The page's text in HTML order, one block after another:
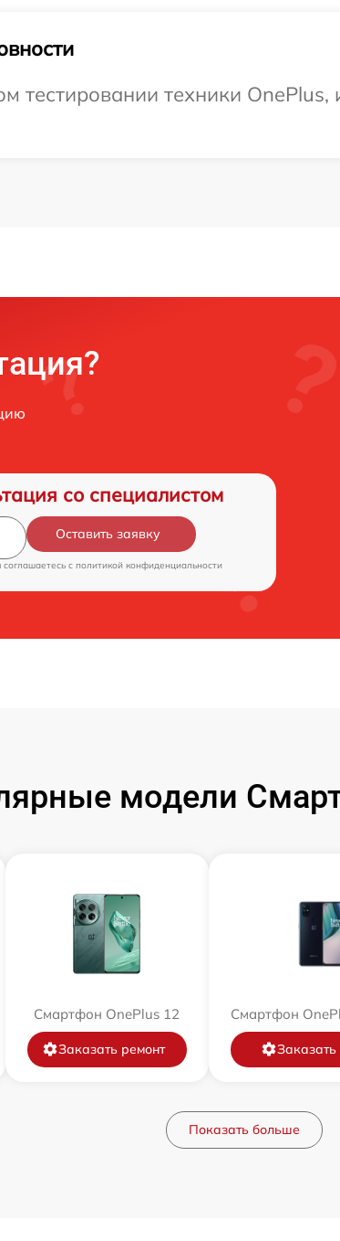
техники OnePlus,
со специалистом
Оставить заявку
c политикой конфиденциальности
модели
Смартфон OnePlus 12
Заказать ремонт
Смартфон
Заказать
Показать больше